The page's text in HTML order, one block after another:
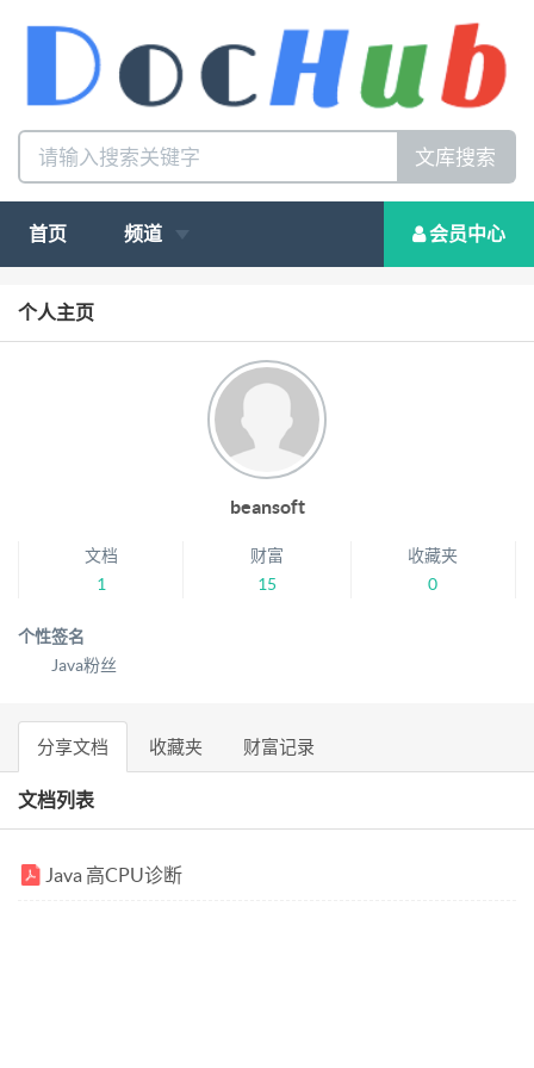
文库搜索
首页 频道 会员中心
个人主页
beansoft
文档
1
财富
15
收藏夹
0
个性签名
Java粉丝
分享文档 收藏夹 财富记录
文档列表
Java 高CPU诊断